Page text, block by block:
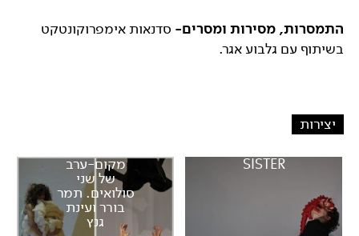
התמסרות, מסירות ומסרים- סדנאות אימפרוקונטקט
בשיתוף עם גלבוע אגר.
יצירות
SISTER מקום-ערב
של שני
סולואים. תמר
בורר ועינת
גנץ